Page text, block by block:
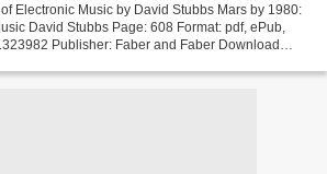
Electronic Music by David Stubbs Mars by 1980:
David Stubbs Page: 608 Format: pdf, ePub,
Publisher: Faber and Faber Download